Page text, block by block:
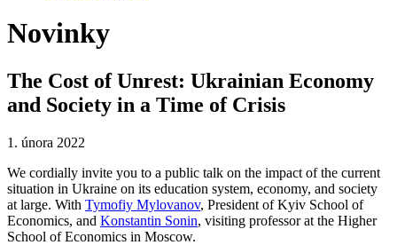
Novinky
The Cost of Unrest: Ukrainian Economy
and Society in a Time of Crisis
1. února 2022
We cordially invite you to a public talk on the impact of the current
situation in Ukraine on its education system, economy, and society
at large. With Tymofiy Mylovanov, President of Kyiv School of
Economics, and Konstantin Sonin, visiting professor at the Higher
School of Economics in Moscow.